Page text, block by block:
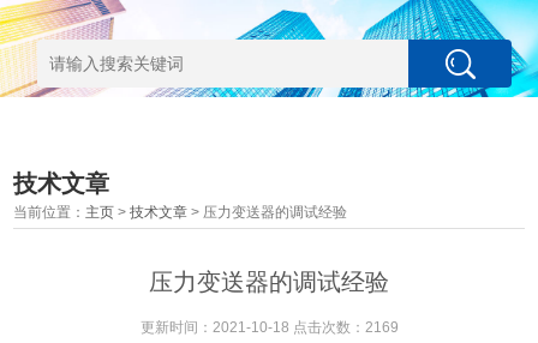
技术文章
当前位置： 主页 >技术文章 > 压力变送器的调试经验
压力变送器的调试经验
更新时间：2021-10-18 点击次数：2169